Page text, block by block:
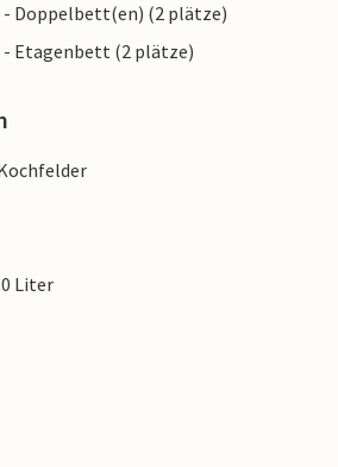
- Doppelbett(en) (2 plätze)
- Etagenbett (2 plätze)
Liter